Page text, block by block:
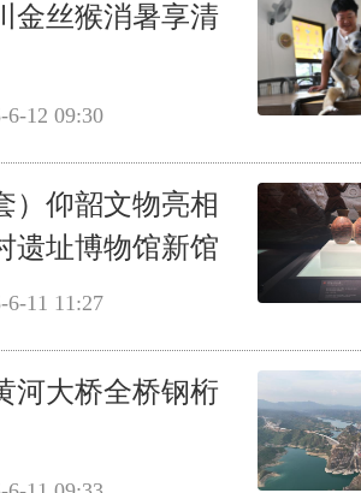
金丝猴消暑享清
6-12 09:30
）仰韶文物亮相
遗址博物馆新馆
6-11 11:27
河大桥全桥钢桁